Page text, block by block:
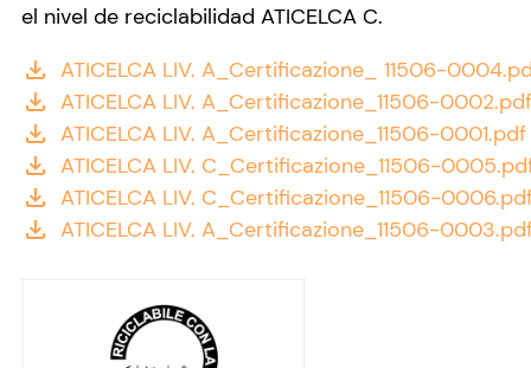
el nivel de reciclabilidad ATICELCA C.
file_download ATICELCA LIV. A_Certificazione_ 11506-
file_download ATICELCA LIV. A_Certificazione_11506-0002.pdf
file_download ATICELCA LIV. A_Certificazione_11506-0001.pdf
file_download ATICELCA LIV. C_Certificazione_11506-
file_download ATICELCA LIV. C_Certificazione_11506-
file_download ATICELCA LIV. A_Certificazione_11506-